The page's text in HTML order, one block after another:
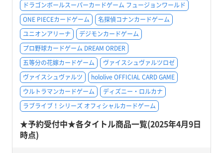
ドラゴンボールスーパーカードゲーム フュージョンワールド
ONE PIECEカードゲーム
名探偵コナンカードゲーム
ユニオンアリーナ
デジモンカードゲーム
プロ野球カードゲーム DREAM ORDER
五等分の花嫁カードゲーム
ヴァイスシュヴァルツロゼ
ヴァイスシュヴァルツ
hololive OFFICIAL CARD GAME
ウルトラマンカードゲーム
ディズニー・ロルカナ
ラブライブ！シリーズ オフィシャルカードゲーム
★予約受付中★各タイトル商品一覧(2025年4月9日
時点)